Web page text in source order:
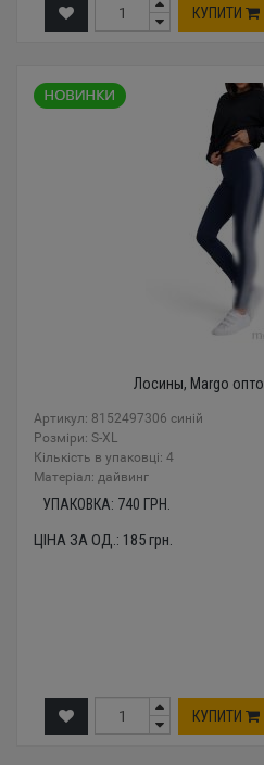
КУПИТИ
Лосины, Margo
Артикул: 8152497306 синій
Розміри: S-XL
Кількість в упаковці: 4
Mатеріал: дайвинг
УПАКОВКА: 740 ГРН.
ЦІНА ЗА ОД.: 185грн.
КУПИТИ